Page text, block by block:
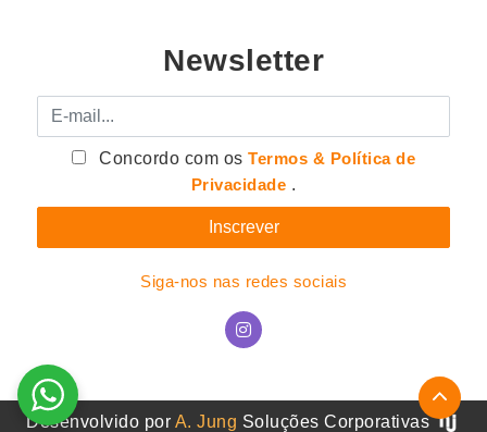
Newsletter
E-mail
Concordo com osTermos & Política de
Privacidade .
Siga-nos nas redes sociais
Desenvolvido por A. Jung Soluções Corporativas